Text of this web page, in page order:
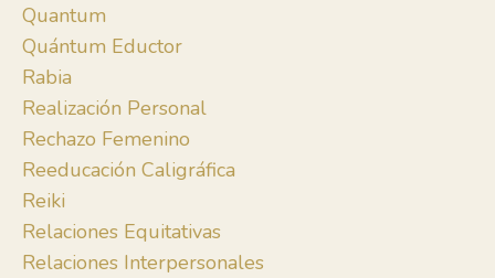
Quantum
Quántum Eductor
Rabia
Realización Personal
Rechazo Femenino
Reeducación Caligráfica
Reiki
Relaciones Equitativas
Relaciones Interpersonales